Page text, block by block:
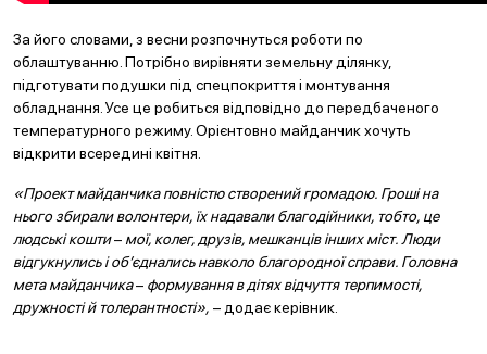
За його словами, з весни розпочнуться роботи по
облаштуванню. Потрібно вирівняти земельну ділянку,
підготувати подушки під спецпокриття і монтування
обладнання. Усе це робиться відповідно до передбаченого
температурного режиму. Орієнтовно майданчик хочуть
відкрити всередині квітня.
«Проект майданчика повністю створений громадою. Гроші на
нього збирали волонтери, їх надавали благодійники, тобто, це
людські кошти– мої, колег, друзів, мешканців інших міст. Люди
відгукнулись і об’єднались навколо благородної справи. Головна
мета майданчика– формування в дітях відчуття терпимості,
дружності й толерантності», – додає керівник.